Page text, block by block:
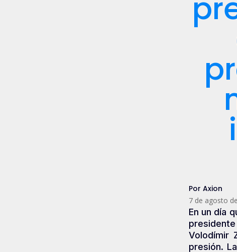
Por Axion
7 de agosto
En un día
Volodímir
presión.